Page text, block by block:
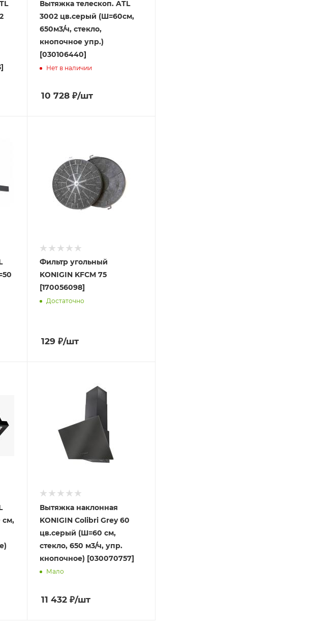
Вытяжка телескоп. ATL
3002 цв.серый (Ш=60см,
650м3/ч, стекло,
кнопочное упр.)
[030106440]
Нет в наличии
10 728 ₽/шт
Фильтр угольный
KONIGIN KFCM 75
[170056098]
Достаточно
129 ₽/шт
см,
Вытяжка наклонная
KONIGIN Colibri Grey 60
цв.серый (Ш=60 см,
стекло, 650 м3/ч, упр.
кнопочное) [030070757]
Мало
11 432 ₽/шт